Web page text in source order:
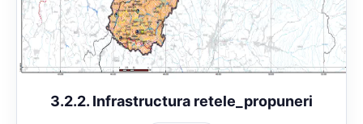
3.2.2. Infrastructura retele_propuneri